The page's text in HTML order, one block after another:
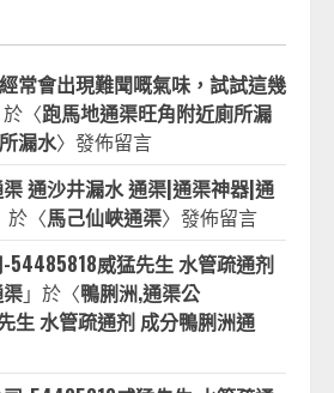
常會出現難聞嘅氣味，試試這幾
於〈跑馬地通渠旺角附近廁所漏
漏水〉發佈留言
通沙井漏水 通渠|通渠神器|通
於〈馬己仙峽通渠〉發佈留言
54485818威猛先生 水管疏通剂
」於〈鴨脷洲,通渠公
生 水管疏通剂 成分鴨脷洲通